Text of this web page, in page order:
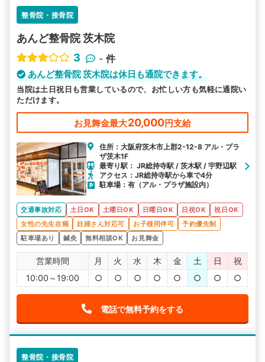
整骨院・接骨院
あんど整骨院 茨木院
3
- 件
あんど整骨院 茨木院は休日も通院できます。
当院は土日祝日も営業しているので、お忙しい方も気軽に通院い
ただけます。
お見舞金最大20,000円支給
住所：大阪府茨木市上郡2-12-8 アル・プラ
ザ茨木1F
最寄り駅： JR総持寺駅 / 茨木駅 / 宇野辺駅
アクセス：JR総持寺駅から車で4分
駐車場：有（アル・プラザ施設内）
交通事故対応 土日OK 土曜日OK 日曜日OK 日祝OK
祝日OK
女性の先生在籍
妊婦さん対応可 お子様同伴可
予約優先制
駐車場あり
鍼灸 無料相談OK お見舞金
営業時間 月 火 水 木 金 土 日
祝
10:00～19:00
○ ○ ○ ○ ○ ○ ○ ○
電話で無料予約をする
整骨院・接骨院